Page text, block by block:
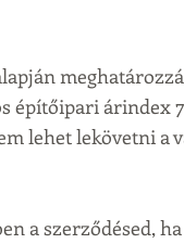
építőipari árindex
lehet lekövetni a
a szerződésed,